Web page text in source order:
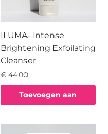
ILUMA- Intense
Brightening Exfoilating
Cleanser
€ 44,00
Toevoegen aan